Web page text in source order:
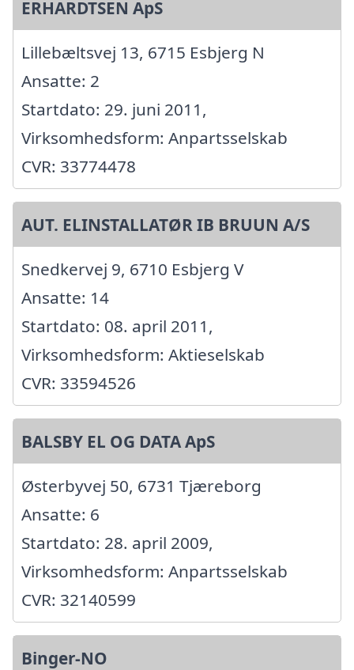
ERHARDTSEN ApS
Lillebæltsvej 13, 6715 Esbjerg N
Ansatte: 2
Startdato: 29. juni 2011,
Virksomhedsform: Anpartsselskab
CVR: 33774478
AUT. ELINSTALLATØR IB BRUUN A/S
Snedkervej 9, 6710 Esbjerg V
Ansatte: 14
Startdato: 08. april 2011,
Virksomhedsform: Aktieselskab
CVR: 33594526
BALSBY EL OG DATA ApS
Østerbyvej 50, 6731 Tjæreborg
Ansatte: 6
Startdato: 28. april 2009,
Virksomhedsform: Anpartsselskab
CVR: 32140599
Binger-NO